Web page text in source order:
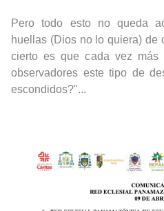
Pero todo esto no queda
huellas (Dios no lo quiera) de
cierto es que cada vez
observadores este tipo de
escondidos?"...